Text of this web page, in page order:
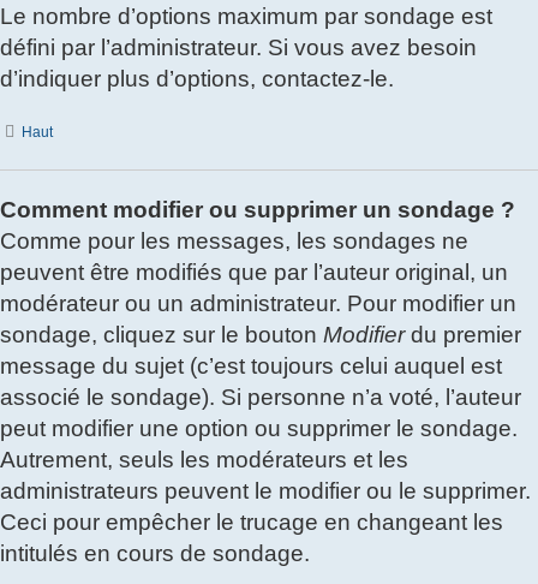
Le nombre d’options maximum par sondage est
défini par l’administrateur. Si vous avez besoin
d’indiquer plus d’options, contactez-le.
Haut
Comment modifier ou supprimer un sondage ?
Comme pour les messages, les sondages ne
peuvent être modifiés que par l’auteur original, un
modérateur ou un administrateur. Pour modifier un
sondage, cliquez sur le bouton Modifierdu premier
message du sujet (c’est toujours celui auquel est
associé le sondage). Si personne n’a voté, l’auteur
peut modifier une option ou supprimer le sondage.
Autrement, seuls les modérateurs et les
administrateurs peuvent le modifier ou le supprimer.
Ceci pour empêcher le trucage en changeant les
intitulés en cours de sondage.